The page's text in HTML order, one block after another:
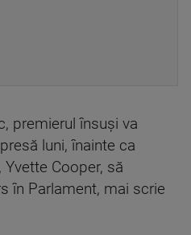
premierul însuşi va
luni, înainte ca
Cooper, să
în Parlament, mai scrie